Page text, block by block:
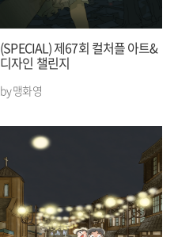
(SPECIAL) 제67회 컬처플 아트&
디자인 챌린지
by 맹화영